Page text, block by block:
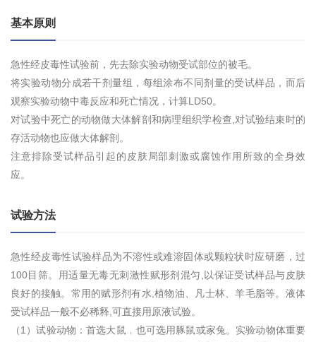
基本原则
急性经皮毒性试验前，先去除实验动物受试部位的被毛。
将实验动物分成若干剂量组，每组涂布不同剂量的受试样品，而后
观察实验动物中毒反应和死亡情况，计算LD50。
对试验中死亡的动物做大体解剖和病理组织学检查,对试验结束时的
存活动物也应做大体解剖。
注意排除受试样品引起的皮肤局部刺激或腐蚀作用所致的全身效
应。
试验方法
急性经皮毒性试验样品为不溶性或难溶固体或颗粒状时应研磨，过
100目筛。用适量无毒无刺激性赋形剂混匀,以保证受试样品与皮肤
良好的接触。常用的赋形剂有水,植物油、凡士林、羊毛脂等。液体
受试样品一般不必稀释,可直接用原液试验。
（1）试验动物：首选大鼠﹐也可选用豚鼠或家兔。实验动物体重要